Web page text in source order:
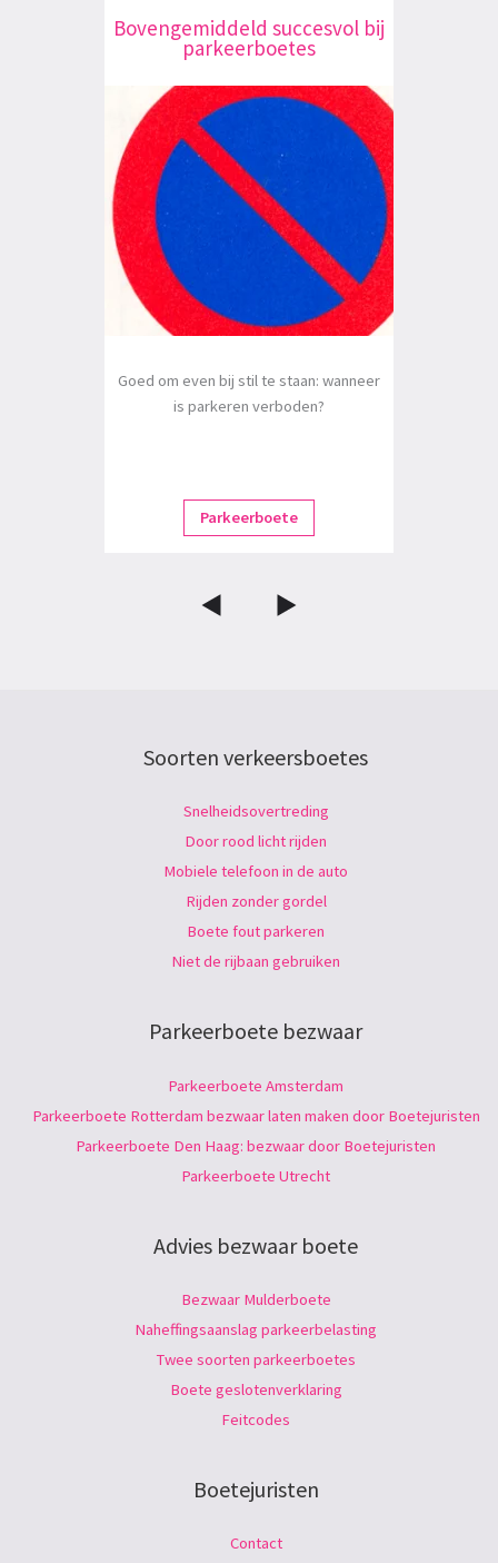
Bovengemiddeld succesvol bij
parkeerboetes
Goed om even bij stil te staan: wanneer
is parkeren verboden?
Parkeerboete
Soorten verkeersboetes
Snelheidsovertreding
Door rood licht rijden
Mobiele telefoon in de auto
Rijden zonder gordel
Boete fout parkeren
Niet de rijbaan gebruiken
Parkeerboete bezwaar
Parkeerboete Amsterdam
Parkeerboete Rotterdam bezwaar laten maken door Boetejuristen
Parkeerboete Den Haag: bezwaar door Boetejuristen
Parkeerboete Utrecht
Advies bezwaar boete
Bezwaar Mulderboete
Naheffingsaanslag parkeerbelasting
Twee soorten parkeerboetes
Boete geslotenverklaring
Feitcodes
Boetejuristen
Contact